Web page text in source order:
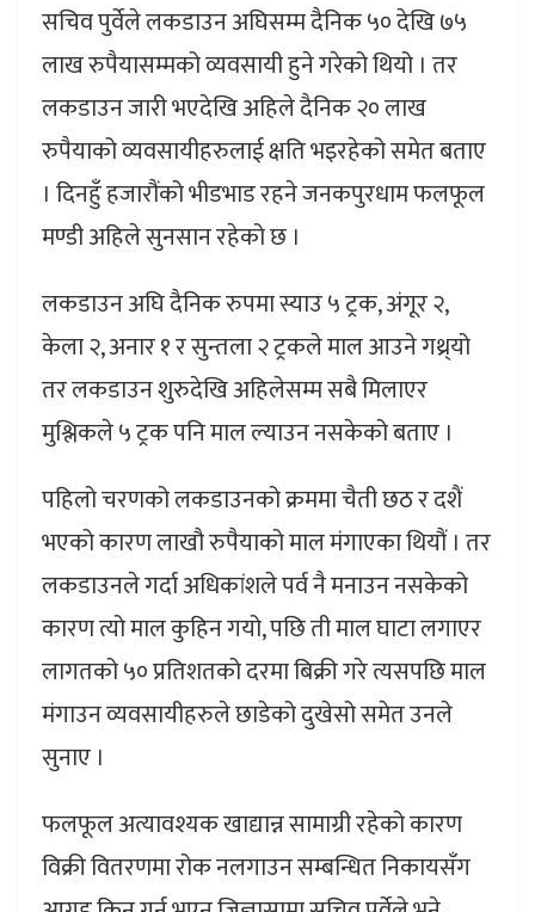
सचिव पुर्वेले लकडाउन अघिसम्म दैनिक ५० देखि ७५
लाख रुपैयासम्मको व्यवसायी हुने गरेको थियो । तर
लकडाउन जारी भएदेखि अहिले दैनिक २० लाख
रुपैयाको व्यवसायीहरुलाई क्षति भइरहेको समेत बताए
। दिनहुँ हजारौंको भीडभाड रहने जनकपुरधाम फलफूल
मण्डी अहिले सुनसान रहेको छ ।
लकडाउन अघि दैनिक रुपमा स्याउ ५ ट्रक, अंगूर २,
केला २, अनार १ र सुन्तला २ ट्रकले माल आउने गथ्र्यो
तर लकडाउन शुरुदेखि अहिलेसम्म सबै मिलाएर
मुश्लिकले ५ ट्रक पनि माल ल्याउन नसकेको बताए ।
पहिलो चरणको लकडाउनको क्रममा चैती छठ र दशैं
भएको कारण लाखौ रुपैयाको माल मंगाएका थियौं । तर
लकडाउनले गर्दा अधिकांशले पर्व नै मनाउन नसकेको
कारण त्यो माल कुहिन गयो, पछि ती माल घाटा लगाएर
लागतको ५० प्रतिशतको दरमा बिक्री गरे त्यसपछि माल
मंगाउन व्यवसायीहरुले छाडेको दुखेसो समेत उनले
सुनाए ।
फलफूल अत्यावश्यक खाद्यान्न सामाग्री रहेको कारण
विक्री वितरणमा रोक नलगाउन सम्बन्धित निकायसँग